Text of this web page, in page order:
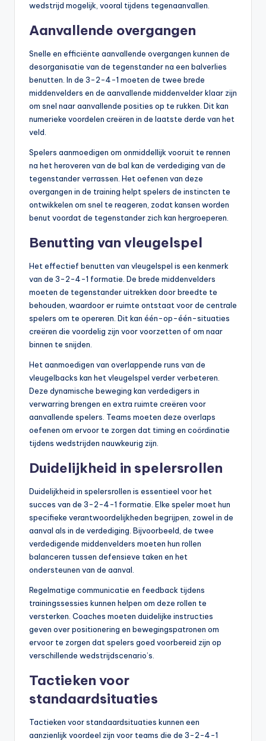
wedstrijd mogelijk, vooral tijdens tegenaanvallen.
Aanvallende overgangen
Snelle en efficiënte aanvallende overgangen kunnen de
desorganisatie van de tegenstander na een balverlies
benutten. In de 3-2-4-1 moeten de twee brede
middenvelders en de aanvallende middenvelder klaar zijn
om snel naar aanvallende posities op te rukken. Dit kan
numerieke voordelen creëren in de laatste derde van het
veld.
Spelers aanmoedigen om onmiddellijk vooruit te rennen
na het heroveren van de bal kan de verdediging van de
tegenstander verrassen. Het oefenen van deze
overgangen in de training helpt spelers de instincten te
ontwikkelen om snel te reageren, zodat kansen worden
benut voordat de tegenstander zich kan hergroeperen.
Benutting van vleugelspel
Het effectief benutten van vleugelspel is een kenmerk
van de 3-2-4-1 formatie. De brede middenvelders
moeten de tegenstander uitrekken door breedte te
behouden, waardoor er ruimte ontstaat voor de centrale
spelers om te opereren. Dit kan één-op-één-situaties
creëren die voordelig zijn voor voorzetten of om naar
binnen te snijden.
Het aanmoedigen van overlappende runs van de
vleugelbacks kan het vleugelspel verder verbeteren.
Deze dynamische beweging kan verdedigers in
verwarring brengen en extra ruimte creëren voor
aanvallende spelers. Teams moeten deze overlaps
oefenen om ervoor te zorgen dat timing en coördinatie
tijdens wedstrijden nauwkeurig zijn.
Duidelijkheid in spelersrollen
Duidelijkheid in spelersrollen is essentieel voor het
succes van de 3-2-4-1 formatie. Elke speler moet hun
specifieke verantwoordelijkheden begrijpen, zowel in de
aanval als in de verdediging. Bijvoorbeeld, de twee
verdedigende middenvelders moeten hun rollen
balanceren tussen defensieve taken en het
ondersteunen van de aanval.
Regelmatige communicatie en feedback tijdens
trainingssessies kunnen helpen om deze rollen te
versterken. Coaches moeten duidelijke instructies
geven over positionering en bewegingspatronen om
ervoor te zorgen dat spelers goed voorbereid zijn op
verschillende wedstrijdscenario’s.
Tactieken voor
standaardsituaties
Tactieken voor standaardsituaties kunnen een
aanzienlijk voordeel zijn voor teams die de 3-2-4-1